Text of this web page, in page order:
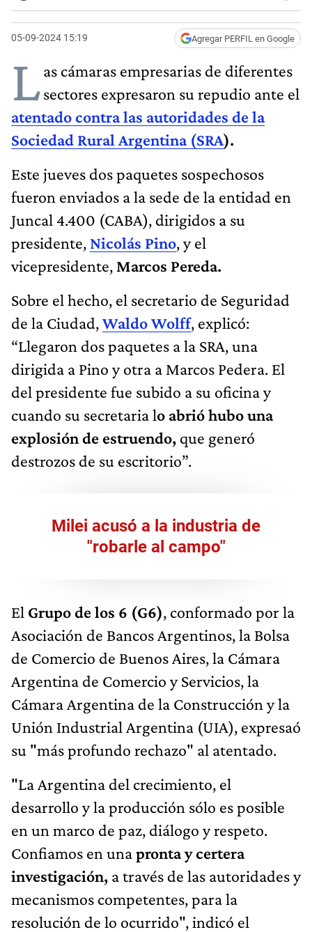
05-09-2024 15:19 Agregar PERFIL en Google
Las cámaras empresarias de diferentes
sectores expresaron su repudio ante el
atentado contra las autoridades de la
Sociedad Rural Argentina (SRA).
Este jueves dos paquetes sospechosos
fueron enviados a la sede de la entidad en
Juncal 4.400 (CABA), dirigidos a su
presidente, Nicolás Pino, y el
vicepresidente, Marcos Pereda.
Sobre el hecho, el secretario de Seguridad
de la Ciudad,Waldo Wolff, explicó:
“Llegaron dos paquetes a la SRA, una
dirigida a Pino y otra a Marcos Pedera. El
del presidente fue subido a su oficina y
cuando su secretaria lo abrió hubo una
explosión de estruendo, que generó
destrozos de su escritorio”.
Milei acusó a la industria de
"robarle al campo"
El Grupo de los 6 (G6), conformado por la
Asociación de Bancos Argentinos, la Bolsa
de Comercio de Buenos Aires, la Cámara
Argentina de Comercio y Servicios, la
Cámara Argentina de la Construcción y la
Unión Industrial Argentina (UIA), expresaó
su "más profundo rechazo" al atentado.
"La Argentina del crecimiento, el
desarrollo y la producción sólo es posible
en un marco de paz, diálogo y respeto.
Confiamos en unapronta y certera
investigación, a través de las autoridades y
mecanismos competentes, para la
resolución de lo ocurrido", indicó el